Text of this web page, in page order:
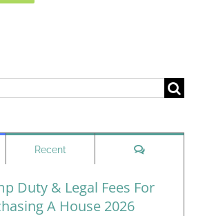
Recent Comments
Duty & Legal Fees For
A House 2026